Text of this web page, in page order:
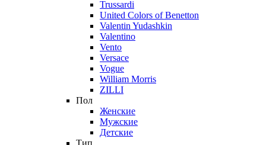
Trussardi
United Colors of Benetton
Valentin Yudashkin
Valentino
Vento
Versace
Vogue
William Morris
ZILLI
Пол
Женские
Мужские
Детские
Тип